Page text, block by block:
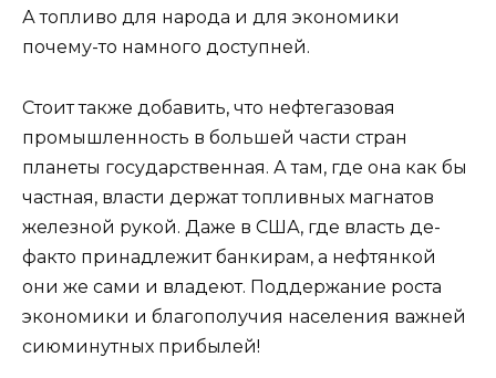
А топливо для народа и для экономики
почему-то намного доступней.
Стоит также добавить, что нефтегазовая
промышленность в большей части стран
планеты государственная. А там, где она как бы
частная, власти держат топливных магнатов
железной рукой. Даже в США, где власть де-
факто принадлежит банкирам, а нефтянкой
они же сами и владеют. Поддержание роста
экономики и благополучия населения важней
сиюминутных прибылей!